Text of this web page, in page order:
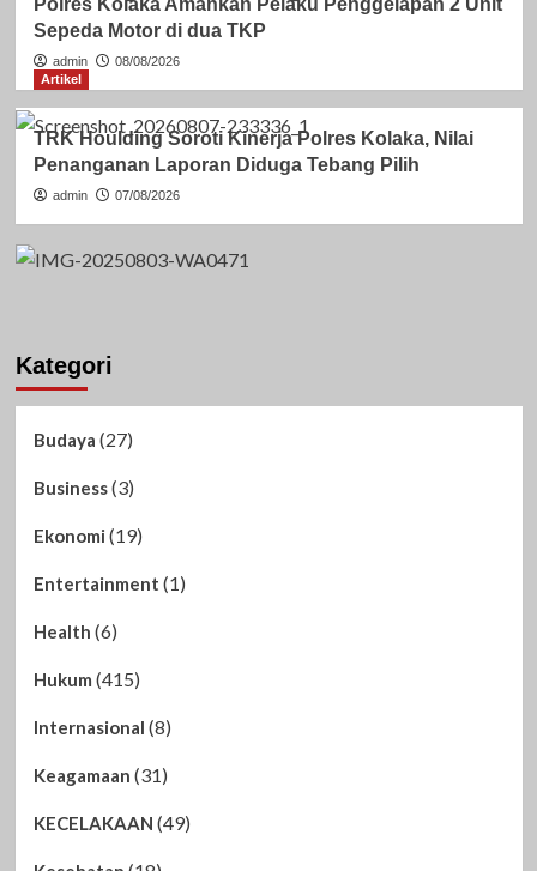
Sepeda Motor di dua TKP
admin
08/08/2026
Artikel
TRK Houlding Soroti Kinerja Polres Kolaka, Nilai
Penanganan Laporan Diduga Tebang Pilih
admin 07/08/2026
Kategori
Budaya (27)
Business(3)
Ekonomi (19)
Entertainment (1)
Health (6)
Hukum (415)
Internasional (8)
Keagamaan (31)
KECELAKAAN (49)